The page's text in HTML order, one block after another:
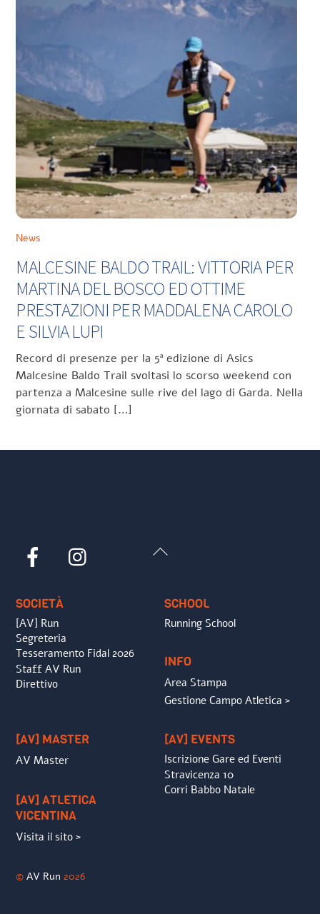
News
MALCESINE BALDO TRAIL: VITTORIA PER
MARTINA DEL BOSCO ED OTTIME
PRESTAZIONI PER MADDALENA CAROLO
E SILVIA LUPI
Record di presenze per la 5ª edizione di Asics
Malcesine Baldo Trail svoltasi lo scorso weekend con
partenza a Malcesine sulle rive del lago di Garda. Nella
giornata di sabato […]
Back
Facebook
SOCIETÀ
[AV] Run
Segreteria
Tesseramento Fidal 2026
Staff AV Run
Direttivo
SCHOOL
Running School
INFO
Area Stampa
Gestione Campo Atletica >
[AV] MASTER
AV Master
[AV] ATLETICA
VICENTINA
Visita il sito >
[AV] EVENTS
Iscrizione Gare ed Eventi
Stravicenza 10
Corri Babbo Natale
©AV Run 2026